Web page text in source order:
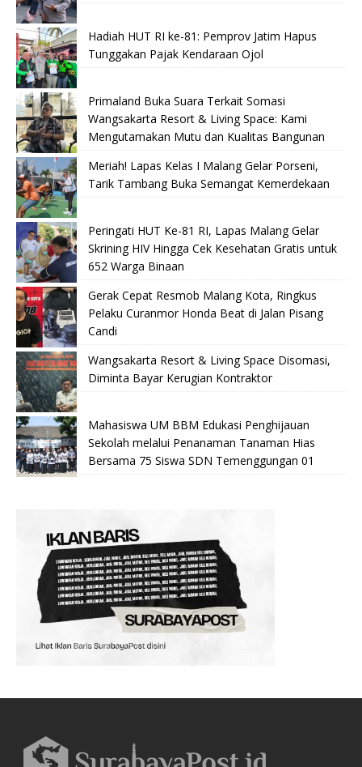
Hadiah HUT RI ke-81: Pemprov Jatim Hapus
Tunggakan Pajak Kendaraan Ojol
Primaland Buka Suara Terkait Somasi
Wangsakarta Resort & Living Space: Kami
Mengutamakan Mutu dan Kualitas Bangunan
Meriah! Lapas Kelas I Malang Gelar Porseni,
Tarik Tambang Buka Semangat Kemerdekaan
Peringati HUT Ke-81 RI, Lapas Malang Gelar
Skrining HIV Hingga Cek Kesehatan Gratis untuk
652 Warga Binaan
Gerak Cepat Resmob Malang Kota, Ringkus
Pelaku Curanmor Honda Beat di Jalan Pisang
Candi
Wangsakarta Resort & Living Space Disomasi,
Diminta Bayar Kerugian Kontraktor
Mahasiswa UM BBM Edukasi Penghijauan
Sekolah melalui Penanaman Tanaman Hias
Bersama 75 Siswa SDN Temenggungan 01